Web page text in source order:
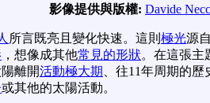
影像提供與版權: Davide
所言既亮且變化快速。這則 極光源
，想像成其他常見的形狀。在這張主
離開活動極大期 、往11年周期的
或其他的太陽活動。